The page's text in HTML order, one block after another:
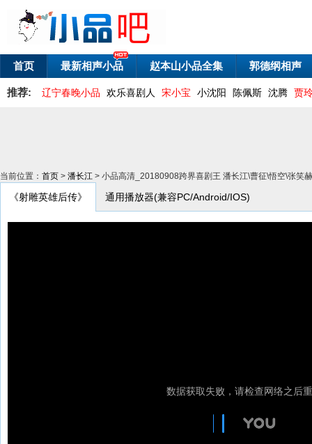
首页 最新相声小品 赵本山小品全集 郭德纲相声
推荐: 辽宁春晚小品 欢乐喜剧人 宋小宝 小沈阳 陈佩斯 沈腾 贾
当前位置： 首页 > 潘长江 > 小品高清_20180908跨界喜剧王 潘长江\曹征\悟空\张笑
《射雕英雄后传》 通用播放器(兼容PC/Android/IOS)